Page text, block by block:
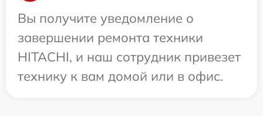
Вы получите уведомление о
завершении ремонта техники
HITACHI, и наш сотрудник привезет
технику к вам домой или в офис.